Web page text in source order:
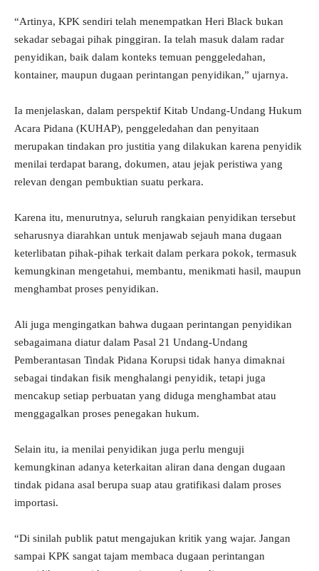
“Artinya, KPK sendiri telah menempatkan Heri Black bukan
sekadar sebagai pihak pinggiran. Ia telah masuk dalam radar
penyidikan, baik dalam konteks temuan penggeledahan,
kontainer, maupun dugaan perintangan penyidikan,” ujarnya.
Ia menjelaskan, dalam perspektif Kitab Undang-Undang Hukum
Acara Pidana (KUHAP), penggeledahan dan penyitaan
merupakan tindakan pro justitia yang dilakukan karena penyidik
menilai terdapat barang, dokumen, atau jejak peristiwa yang
relevan dengan pembuktian suatu perkara.
Karena itu, menurutnya, seluruh rangkaian penyidikan tersebut
seharusnya diarahkan untuk menjawab sejauh mana dugaan
keterlibatan pihak-pihak terkait dalam perkara pokok, termasuk
kemungkinan mengetahui, membantu, menikmati hasil, maupun
menghambat proses penyidikan.
Ali juga mengingatkan bahwa dugaan perintangan penyidikan
sebagaimana diatur dalam Pasal 21 Undang-Undang
Pemberantasan Tindak Pidana Korupsi tidak hanya dimaknai
sebagai tindakan fisik menghalangi penyidik, tetapi juga
mencakup setiap perbuatan yang diduga menghambat atau
menggagalkan proses penegakan hukum.
Selain itu, ia menilai penyidikan juga perlu menguji
kemungkinan adanya keterkaitan aliran dana dengan dugaan
tindak pidana asal berupa suap atau gratifikasi dalam proses
importasi.
“Di sinilah publik patut mengajukan kritik yang wajar. Jangan
sampai KPK sangat tajam membaca dugaan perintangan